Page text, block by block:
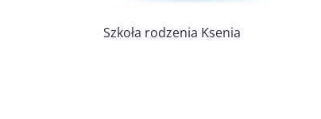
Szkoła rodzenia Ksenia